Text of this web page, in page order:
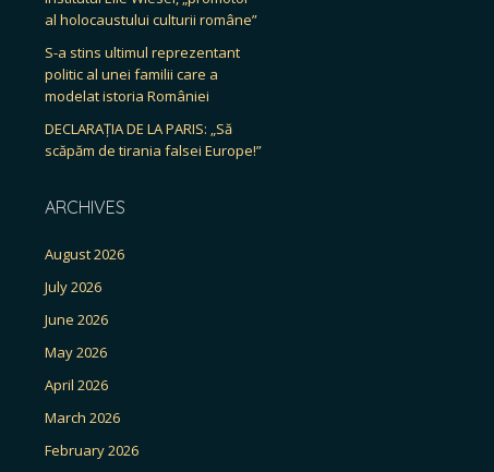
al holocaustului culturii române”
S-a stins ultimul reprezentant
politic al unei familii care a
modelat istoria României
DECLARAȚIA DE LA PARIS: „Să
scăpăm de tirania falsei Europe!”
ARCHIVES
August 2026
July 2026
June 2026
May 2026
April 2026
March 2026
February 2026